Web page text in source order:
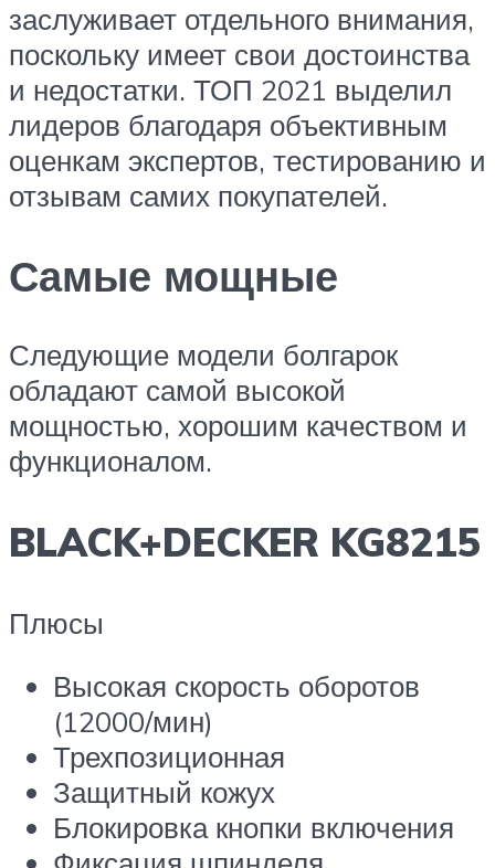
заслуживает отдельного внимания,
поскольку имеет свои достоинства
и недостатки. ТОП 2021 выделил
лидеров благодаря объективным
оценкам экспертов, тестированию и
отзывам самих покупателей.
Самые мощные
Следующие модели болгарок
обладают самой высокой
мощностью, хорошим качеством и
функционалом.
BLACK+DECKER KG8215
Плюсы
Высокая скорость оборотов
(12000/мин)
Трехпозиционная
Защитный кожух
Блокировка кнопки включения